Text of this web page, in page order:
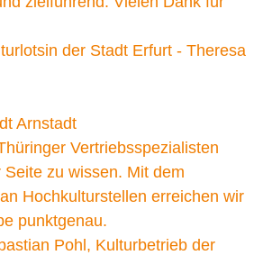
der Stadt Erfurt - Theresa
Arnstadt
Vertriebsspezialisten
zu wissen. Mit dem
Hochkulturstellen erreichen wir
punktgenau.
Pohl, Kulturbetrieb der